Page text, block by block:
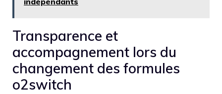
Transparence et
accompagnement lors du
changement des formules
o2switch